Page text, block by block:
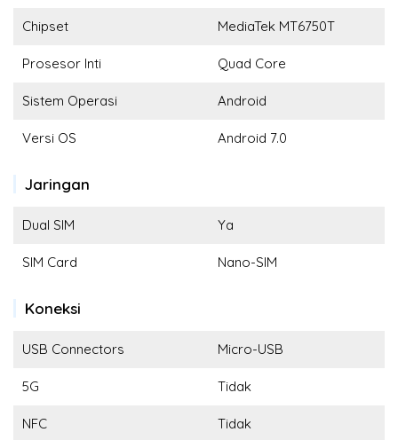
Chipset MediaTek MT6750T
Prosesor Inti Quad Core
Sistem Operasi Android
Versi OS Android 7.0
Jaringan
Dual SIM Ya
SIM Card Nano-SIM
Koneksi
USB Connectors Micro-USB
5G Tidak
NFC Tidak